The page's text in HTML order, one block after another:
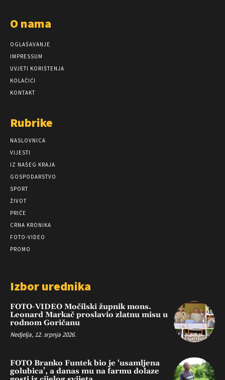
O nama
OGLAŠAVANJE
IMPRESSUM
UVJETI KORIŠTENJA
KOLAČIĆI
KONTAKT
Rubrike
NASLOVNICA
VIJESTI
IZ NAŠEG KRAJA
GOSPODARSTVO
SPORT
ŽIVOT
PRIČE
CRNA KRONIKA
FOTO-VIDEO
PROMO
Izbor urednika
FOTO-VIDEO Močilski župnik mons.
Leonard Markač proslavio zlatnu misu u
rodnom Goričanu
Nedjelja, 12. srpnja 2026.
FOTO Branko Funtek bio je ‘usamljena
golubica’, a danas mu na farmu dolaze